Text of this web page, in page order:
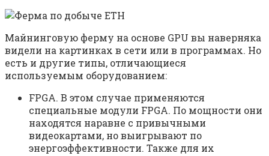
Майнинговую ферму на основе GPU вы наверняка
видели на картинках в сети или в программах. Но
есть и другие типы, отличающиеся
используемым оборудованием:
FPGA. В этом случае применяются
специальные модули FPGA. По мощности они
находятся наравне с привычными
видеокартами, но выигрывают по
энергоэффективности. Также для их